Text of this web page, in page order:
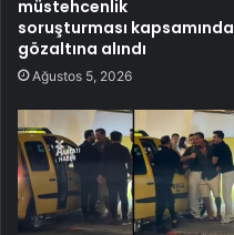
müstehcenlik
soruşturması kapsamında
gözaltına alındı
Ağustos 5, 2026